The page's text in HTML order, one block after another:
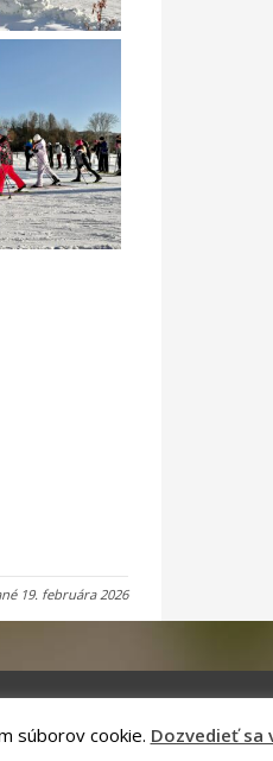
19. februára 2026
súborov cookie. Dozvedieť sa